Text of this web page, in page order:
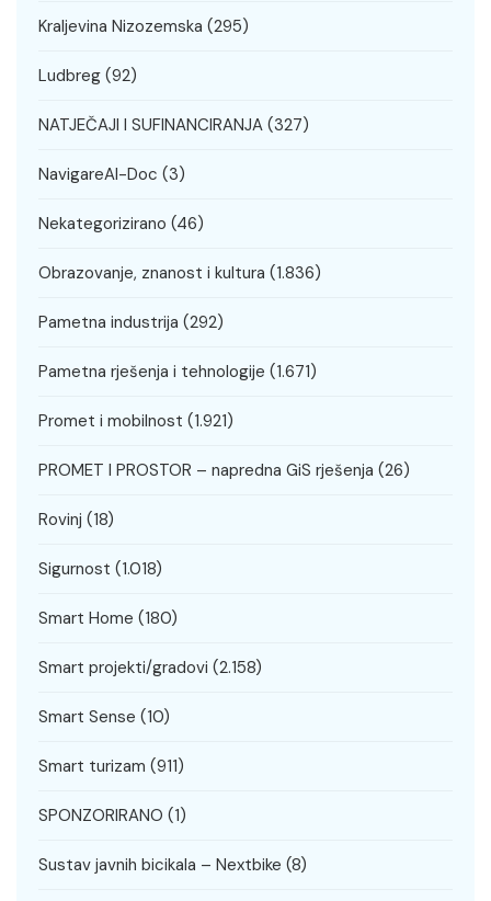
Kraljevina Nizozemska (295)
Ludbreg (92)
NATJEČAJI I SUFINANCIRANJA (327)
NavigareAI-Doc (3)
Nekategorizirano (46)
Obrazovanje, znanost i kultura (1.836)
Pametna industrija (292)
Pametna rješenja i tehnologije (1.671)
Promet i mobilnost (1.921)
PROMET I PROSTOR – napredna GiS rješenja (26)
Rovinj (18)
Sigurnost (1.018)
Smart Home (180)
Smart projekti/gradovi (2.158)
Smart Sense (10)
Smart turizam (911)
SPONZORIRANO (1)
Sustav javnih bicikala – Nextbike (8)